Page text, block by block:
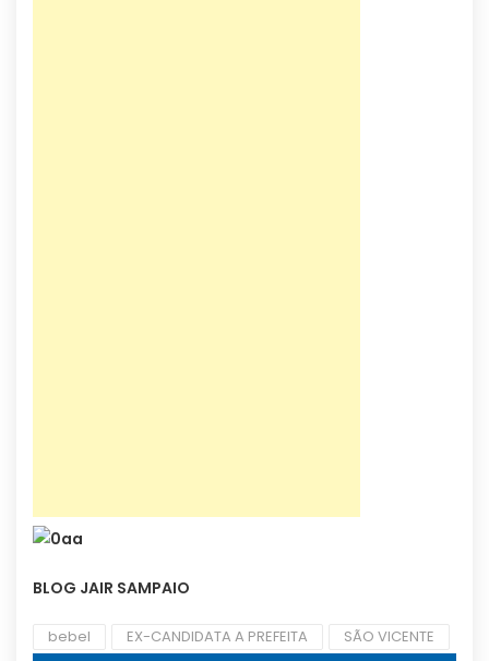
BLOG JAIR SAMPAIO
bebel EX-CANDIDATA A PREFEITA SÃO VICENTE